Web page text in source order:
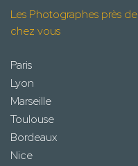
Les Photographes près de
chez vous
Paris
Lyon
Marseille
Toulouse
Bordeaux
Nice